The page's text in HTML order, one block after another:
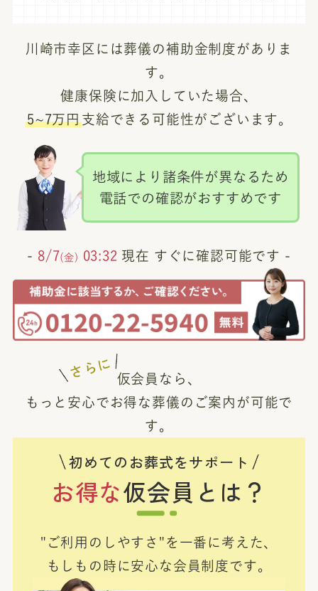
川崎市幸区には葬儀の補助金制度がありま
す。
健康保険に加入していた場合、
5~7万円支給できる可能性がございます。
地域により諸条件が異なるため
電話での確認がおすすめです
- 8/7(金) 03:32 現在 すぐに確認可能です -
さらに 仮会員なら、
もっと安心でお得な葬儀のご案内が可能で
す。
初めてのお葬式をサポート
お得な仮会員とは？
"ご利用のしやすさ"を一番に考えた、
もしもの時に安心な会員制度です。